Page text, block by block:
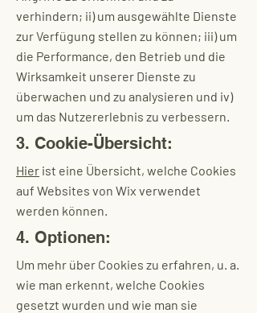
verhindern; ii) um ausgewählte Dienste
zur Verfügung stellen zu können; iii) um
die Performance, den Betrieb und die
Wirksamkeit unserer Dienste zu
überwachen und zu analysieren und iv)
um das Nutzererlebnis zu verbessern.
3. Cookie-Übersicht:
Hier ist eine Übersicht, welche Cookies
auf Websites von Wix verwendet
werden können.
4. Optionen:
Um mehr über Cookies zu erfahren, u. a.
wie man erkennt, welche Cookies
gesetzt wurden und wie man sie